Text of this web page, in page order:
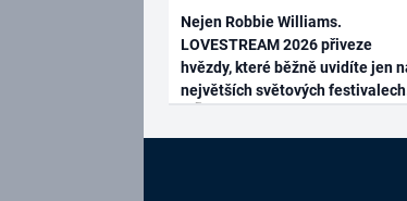
Nejen Robbie Williams.
LOVESTREAM 2026 přiveze
hvězdy, které běžně uvidíte jen
největších světových festivalech